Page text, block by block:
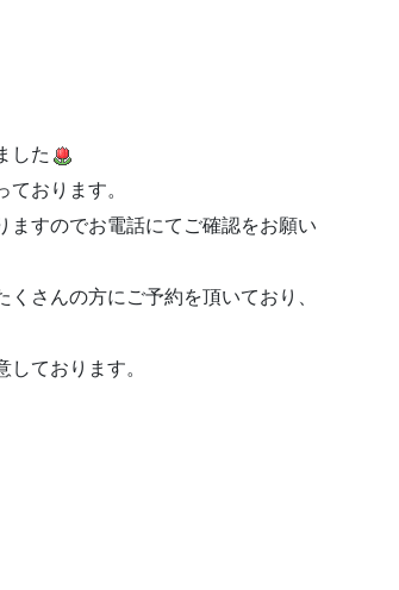
した
おります。
ますのでお電話にてご確認をお願い
さんの方にご予約を頂いており、
ております。